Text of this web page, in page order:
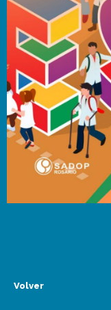
Volver